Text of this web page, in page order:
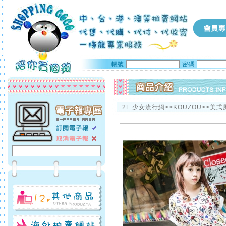
帳號 密碼
2F 少女流行網>>KOUZOU>>美式